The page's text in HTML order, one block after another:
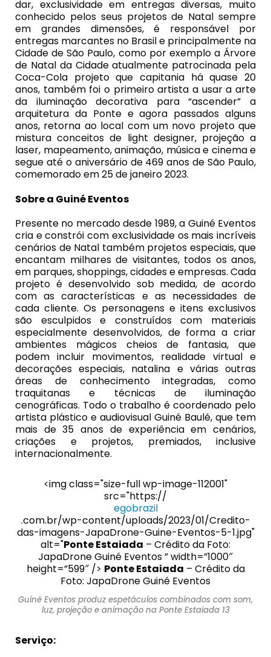
dar, exclusividade em entregas diversas, muito
conhecido pelos seus projetos de Natal sempre
em grandes dimensões, é responsável por
entregas marcantes no Brasil e principalmente na
Cidade de São Paulo, como por exemplo a Árvore
de Natal da Cidade atualmente patrocinada pela
Coca-Cola projeto que capitania há quase 20
anos, também foi o primeiro artista a usar a arte
da iluminação decorativa para “ascender” a
arquitetura da Ponte e agora passados alguns
anos, retorna ao local com um novo projeto que
mistura conceitos de light designer, projeção a
laser, mapeamento, animação, música e cinema e
segue até o aniversário de 469 anos de São Paulo,
comemorado em 25 de janeiro 2023.
Sobre a Guiné Eventos
Presente no mercado desde 1989, a Guiné Eventos
cria e constrói com exclusividade os mais incríveis
cenários de Natal também projetos especiais, que
encantam milhares de visitantes, todos os anos,
em parques, shoppings, cidades e empresas. Cada
projeto é desenvolvido sob medida, de acordo
com as características e as necessidades de
cada cliente. Os personagens e itens exclusivos
são esculpidos e construídos com materiais
especialmente desenvolvidos, de forma a criar
ambientes mágicos cheios de fantasia, que
podem incluir movimentos, realidade virtual e
decorações especiais, natalina e várias outras
áreas de conhecimento integradas, como
traquitanas e técnicas de iluminação
cenográficas. Todo o trabalho é coordenado pelo
artista plástico e audiovisual Guiné Baulé, que tem
mais de 35 anos de experiência em cenários,
criações e projetos, premiados, inclusive
internacionalmente.
<img class="size-full wp-image-112001"
src="https://
egobrazil
.com.br/wp-content/uploads/2023/01/Credito-
das-imagens-JapaDrone-Guine-Eventos-5-1.jpg"
alt="Ponte Estaiada – Crédito da Foto:
JapaDrone Guiné Eventos ” width=”1000″
height=”599″ /> Ponte Estaiada – Crédito da
Foto: JapaDrone Guiné Eventos
Guiné Eventos produz espetáculos combinados com som,
luz, projeção e animação na Ponte Estaiada 13
Serviço: